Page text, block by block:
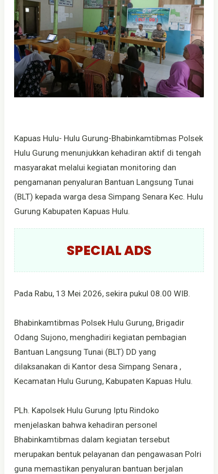
Kapuas Hulu- Hulu Gurung-Bhabinkamtibmas Polsek
Hulu Gurung menunjukkan kehadiran aktif di tengah
masyarakat melalui kegiatan monitoring dan
pengamanan penyaluran Bantuan Langsung Tunai
(BLT) kepada warga desa Simpang Senara Kec. Hulu
Gurung Kabupaten Kapuas Hulu.
SPECIAL ADS
Pada Rabu, 13 Mei 2026, sekira pukul 08.00 WIB.
Bhabinkamtibmas Polsek Hulu Gurung, Brigadir
Odang Sujono, menghadiri kegiatan pembagian
Bantuan Langsung Tunai (BLT) DD yang
dilaksanakan di Kantor desa Simpang Senara ,
Kecamatan Hulu Gurung, Kabupaten Kapuas Hulu.
PLh. Kapolsek Hulu Gurung Iptu Rindoko
menjelaskan bahwa kehadiran personel
Bhabinkamtibmas dalam kegiatan tersebut
merupakan bentuk pelayanan dan pengawasan Polri
guna memastikan penyaluran bantuan berjalan